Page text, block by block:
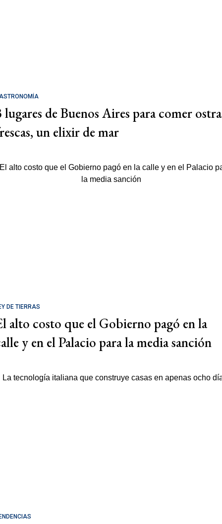
lugares de Buenos Aires para comer
un elixir de mar
DE TIERRAS
alto costo que el Gobierno pagó en la
y en el Palacio para la media sanción